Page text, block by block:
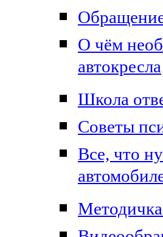
О чём
автокресла
Школа
Советы
Все, что
Методичка